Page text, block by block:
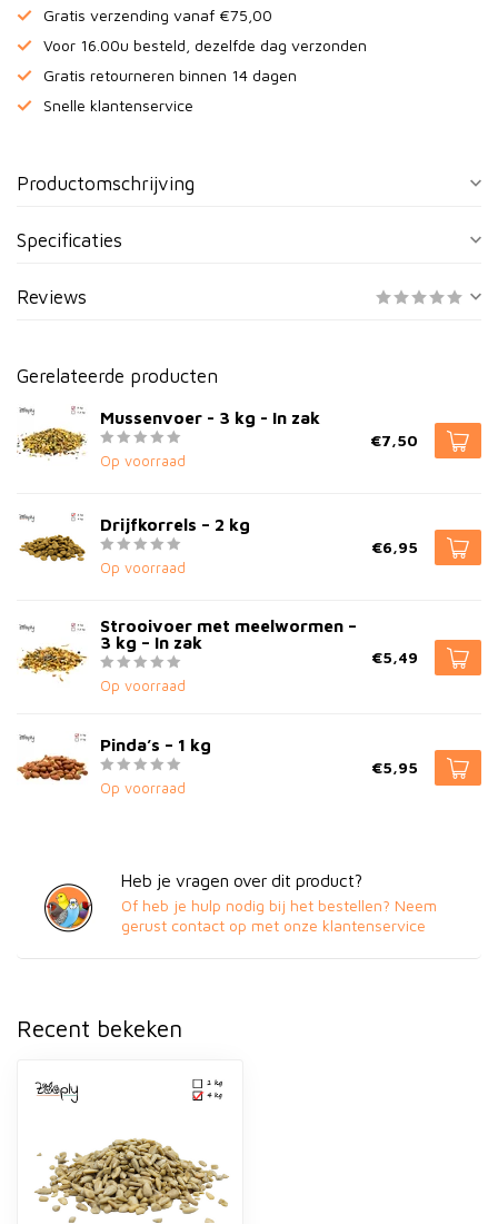
Gratis verzending vanaf €75,00
Voor 16.00u besteld, dezelfde dag verzonden
Gratis retourneren binnen 14 dagen
Snelle klantenservice
Productomschrijving
Specificaties
Reviews
Gerelateerde producten
Mussenvoer - 3 kg - In zak
Op voorraad
€7,50
Drijfkorrels – 2 kg
Op voorraad
€6,95
Strooivoer met meelwormen –
3 kg – In zak
Op voorraad
€5,49
Pinda’s – 1 kg
Op voorraad
€5,95
Heb je vragen over dit product?
Of heb je hulp nodig bij het bestellen? Neem
gerust contact op met onze klantenservice
Recent bekeken